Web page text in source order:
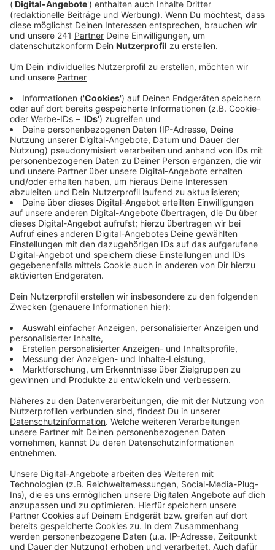
Zukunft besser aufstellen.
Veröffentlicht:Mittwoch, 08.03.2023 06:16
Anzeige
Demnach sollen Kino-Vorstellungen künftig von
Mitarbeitern des Kinopolis begleitet und quasi
beaufsichtigt werden, wenn sich ähnliche Situationen
wie zuletzt abzeichnen.
Außerdem wolle man frühzeitig die Polizei einschalten,
um im Ernstfall konsequent durchgreifen zu können
und Randalierer bzw. Störer dem Kino zu verweisen.
Muss die Vorstellung deswegen sogar abgebrochen
werden, sollen die Verantwortlichen dafür auch
finanziell zur Kasse gebeten werden, so das Kinopolis.
Anzeige
Weitere Meldungen aus Leverkusen
Anzeige
"Woche der Ausbildung" in Leverkusen
Leverkusener Calevornia soll gesplittet werden
Kino-Randalen im Leverkusener Kinopolis